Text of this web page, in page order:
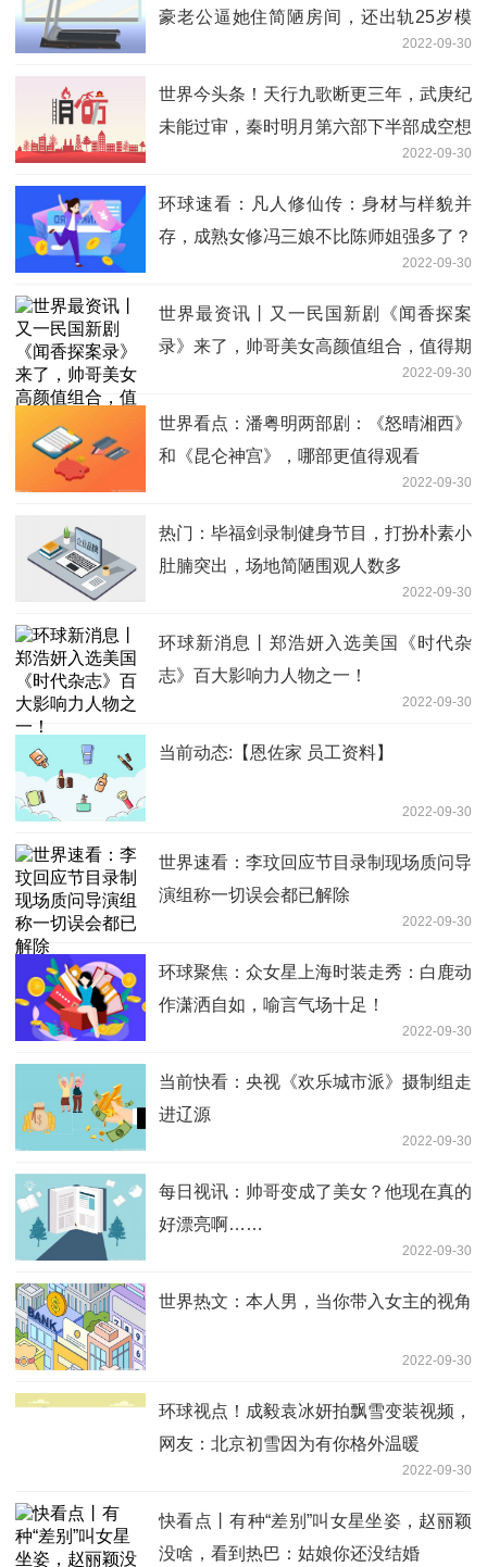
豪老公逼她住简陋房间，还出轨25岁模
2022-09-30
世界今头条！天行九歌断更三年，武庚纪
未能过审，秦时明月第六部下半部成空想
2022-09-30
环球速看：凡人修仙传：身材与样貌并
存，成熟女修冯三娘不比陈师姐强多了？
2022-09-30
世界最资讯丨又一民国新剧《闻香探案
录》来了，帅哥美女高颜值组合，值得期
2022-09-30
世界看点：潘粤明两部剧：《怒晴湘西》
和《昆仑神宫》，哪部更值得观看
2022-09-30
热门：毕福剑录制健身节目，打扮朴素小
肚腩突出，场地简陋围观人数多
2022-09-30
环球新消息丨郑浩妍入选美国《时代杂
志》百大影响力人物之一！
2022-09-30
当前动态:【恩佐家 员工资料】
2022-09-30
世界速看：李玟回应节目录制现场质问导
演组称一切误会都已解除
2022-09-30
环球聚焦：众女星上海时装走秀：白鹿动
作潇洒自如，喻言气场十足！
2022-09-30
当前快看：央视《欢乐城市派》摄制组走
进辽源
2022-09-30
每日视讯：帅哥变成了美女？他现在真的
好漂亮啊……
2022-09-30
世界热文：本人男，当你带入女主的视角
2022-09-30
环球视点！成毅袁冰妍拍飘雪变装视频，
网友：北京初雪因为有你格外温暖
2022-09-30
快看点丨有种“差别”叫女星坐姿，赵丽颖
没啥，看到热巴：姑娘你还没结婚